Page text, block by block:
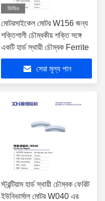
ভিডিও
মোটরসাইকেল মোটর W156 জন্য
শক্তিশালী চৌম্বকীয় শক্তি সঙ্গে
একটি হার্ড স্থায়ী চৌম্বক Ferrite
সেরা মূল্য পান
স্ট্রন্টিয়াম হার্ড স্থায়ী চৌম্বক ফেরিট
ইউনিভার্সাল মোটর W040 এর